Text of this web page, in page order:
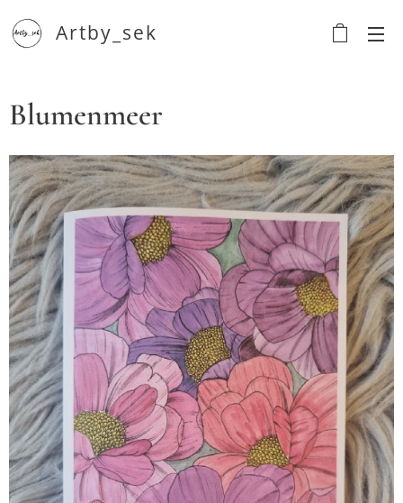
Artby_sek
Blumenmeer